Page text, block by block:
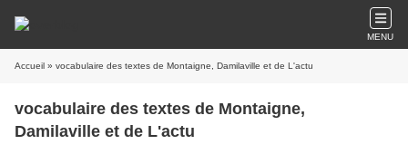
MENU
Accueil » vocabulaire des textes de Montaigne, Damilaville et de L'actu
vocabulaire des textes de Montaigne,
Damilaville et de L'actu